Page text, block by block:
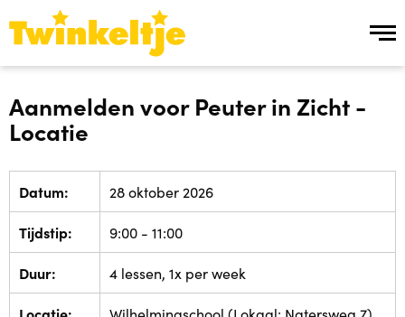
Over ons
Team Twinkeltje
Manier van werken
Werken bij
Aanmelden voor Peuter in Zicht -
Locatie
Datum: 28 oktober 2026
Tijdstip: 9:00 - 11:00
Duur: 4 lessen, 1x per week